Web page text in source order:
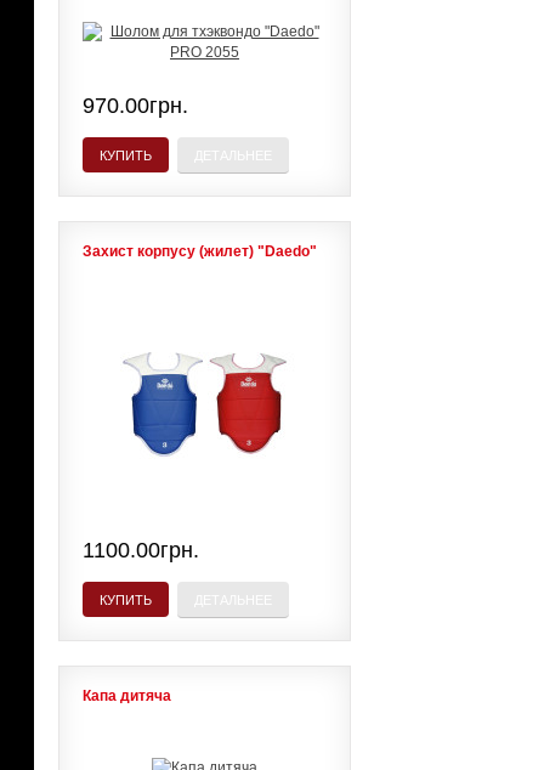
970.00грн.
КУПИТЬ
Захист корпусу (жилет) "Daedo"
1100.00грн.
КУПИТЬ
Капа дитяча